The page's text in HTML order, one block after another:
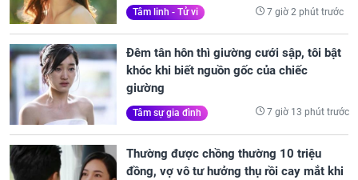
Tâm linh - Tử vi 7 giờ 2 phút trước
Đêm tân hôn thì giường cưới sập, tôi bật
khóc khi biết nguồn gốc của chiếc
giường
Tâm sự gia đình 7 giờ 13 phút trước
Thường được chồng thường 10 triệu
đồng, vợ vô tư hưởng thụ rồi cay mắt khi